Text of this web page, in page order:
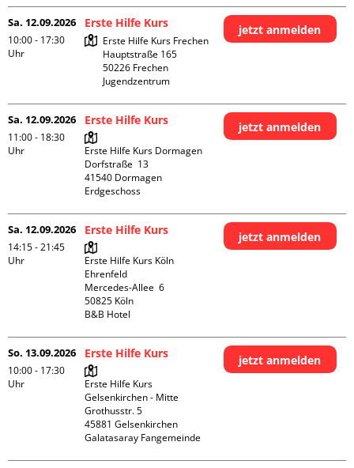
Sa. 12.09.2026
10:00 - 17:30
Uhr
Erste Hilfe Kurs
Erste Hilfe Kurs Frechen
Hauptstraße 165
50226 Frechen
Jugendzentrum
jetzt anmelden
Sa. 12.09.2026
11:00 - 18:30
Uhr
Erste Hilfe Kurs
Erste Hilfe Kurs Dormagen
Dorfstraße  13
41540 Dormagen
Erdgeschoss
jetzt anmelden
Sa. 12.09.2026
14:15 - 21:45
Uhr
Erste Hilfe Kurs
Erste Hilfe Kurs Köln
Ehrenfeld
Mercedes-Allee  6
50825 Köln
B&B Hotel
jetzt anmelden
So. 13.09.2026
10:00 - 17:30
Uhr
Erste Hilfe Kurs
Erste Hilfe Kurs
Gelsenkirchen - Mitte
Grothusstr. 5
45881 Gelsenkirchen
Galatasaray Fangemeinde
jetzt anmelden